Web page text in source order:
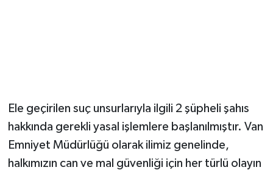
Ele geçirilen suç unsurlarıyla ilgili 2 şüpheli şahıs
hakkında gerekli yasal işlemlere başlanılmıştır. Van
Emniyet Müdürlüğü olarak ilimiz genelinde,
halkımızın can ve mal güvenliği için her türlü olayın